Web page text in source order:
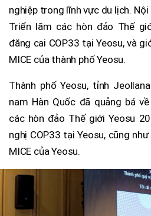
nghiệp trong lĩnh vực du lịch.
Triển lãm các hòn đảo Thế
đăng cai COP33 tại Yeosu, và
MICE của thành phố Yeosu.
Thành phố Yeosu, tỉnh
nam Hàn Quốc đã quảng bá
các hòn đảo Thế giới Yeosu
nghị COP33 tại Yeosu, cũng
MICE của Yeosu.